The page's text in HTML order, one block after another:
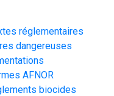
réglementaires
dangereuses
AFNOR
biocides